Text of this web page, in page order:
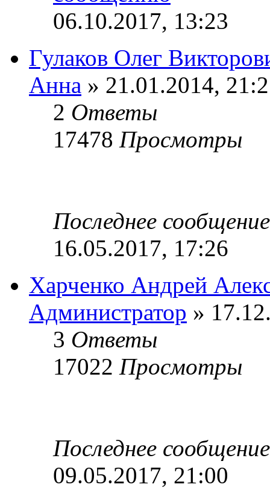
06.10.2017, 13:23
Гулаков Олег
Анна » 21.01.2014,
2 Ответы
17478 Просмотры
Последнее
16.05.2017, 17:26
Харченко Андрей
Администратор »
3 Ответы
17022 Просмотры
Последнее
09.05.2017, 21:00